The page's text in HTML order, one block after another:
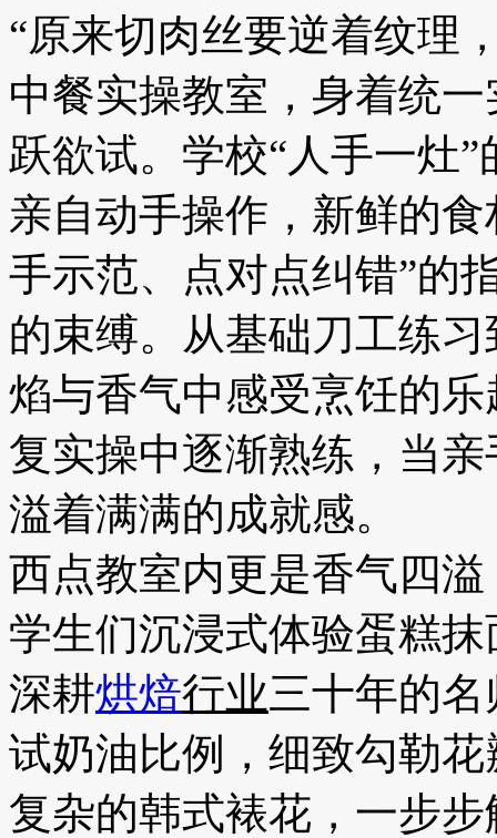
“原来切肉丝要逆着纹理
中餐实操教室，身着统
跃欲试。学校“人手一灶
亲自动手操作，新鲜的
手示范、点对点纠错”的
的束缚。从基础刀工练
焰与香气中感受烹饪的
复实操中逐渐熟练，当
溢着满满的成就感。
西点教室内更是香气四
学生们沉浸式体验蛋糕
深耕烘焙行业三十年的
试奶油比例，细致勾勒
复杂的韩式裱花，一步步